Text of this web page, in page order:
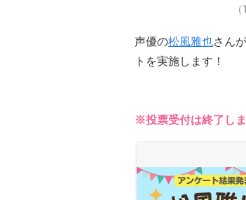
声優の松風雅也さんが
トを実施します！
※投票受付は終了し